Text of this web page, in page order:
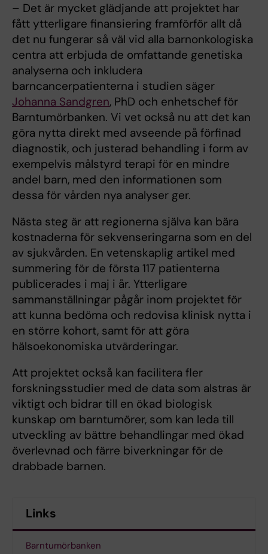
– Det är mycket glädjande att projektet har
fått ytterligare finansiering framförför allt då
det nu fungerar så väl vid alla barnonkologiska
centra att erbjuda de omfattande genetiska
analyserna och inkludera
barncancerpatienterna i studien säger
Johanna Sandgren, PhD och enhetschef för
Barntumörbanken. Vi vet också nu att det kan
göra nytta direkt med avseende på förfinad
diagnostik, och justerad behandling i form av
exempelvis målstyrd terapi för en mindre
andel barn, med den informationen som
dessa för vården nya analyser ger.
Nästa steg är att regionerna själva kan bära
kostnaderna för sekvenseringarna som en del
av sjukvården. En vetenskaplig artikel med
summering för de första 117 patienterna
publicerades i maj i år. Ytterligare
sammanställningar pågår inom projektet för
att kunna bedöma och redovisa klinisk nytta i
en större kohort, samt för att göra
hälsoekonomiska utvärderingar.
Att projektet också kan facilitera fler
forskningsstudier med de data som alstras är
viktigt och bidrar till en ökad biologisk
kunskap om barntumörer, som kan leda till
utveckling av bättre behandlingar med ökad
överlevnad och färre biverkningar för de
drabbade barnen.
Links
Barntumörbanken